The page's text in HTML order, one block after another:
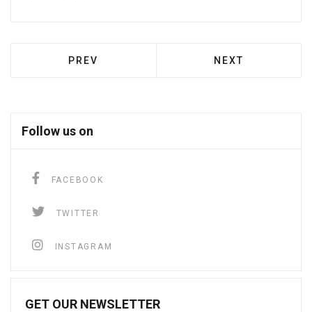
PREVIOUS ARTICLE: ΠΕΙΡΑΙΆΣ:
PREV NEXT ARTICLE:
NEXT
Follow us on
facebook
FACEBOOK
twitter
TWITTER
instagram
INSTAGRAM
GET OUR NEWSLETTER